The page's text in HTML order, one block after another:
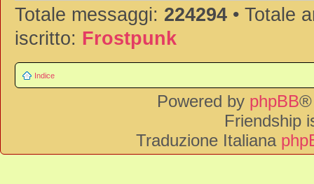
Totale messaggi: 224294 • Totale
iscritto: Frostpunk
Indice
Powered by phpBB®
Friendship
Traduzione Italiana